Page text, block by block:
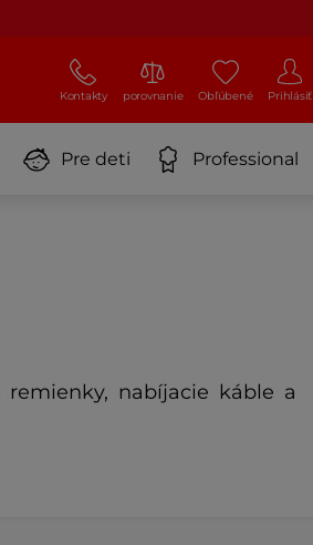
Kontakty porovnanie Obľúbené Prihlásiť
Pre deti Professional
remienky, nabíjacie káble a